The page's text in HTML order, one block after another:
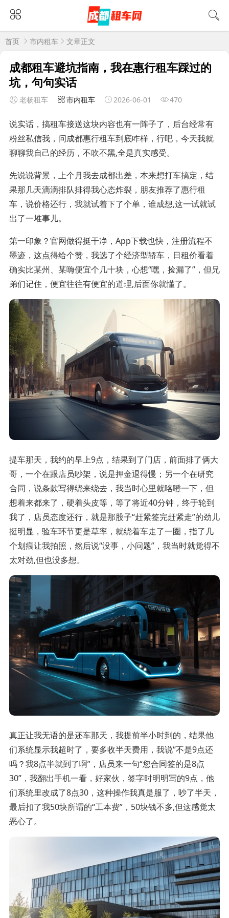
首页 市内租车 文章正文
成都租车避坑指南，我在惠行租车踩过的
坑，句句实话
老杨租车 市内租车 2026-06-01 470
说实话，搞租车接送这块内容也有一阵子了，后台经常有
粉丝私信我，问成都惠行租车到底咋样，行吧，今天我就
聊聊我自己的经历，不吹不黑,全是真实感受。
先说说背景，上个月我去成都出差，本来想打车搞定，结
果那几天滴滴排队排得我心态炸裂，朋友推荐了惠行租
车，说价格还行，我就试着下了个单，谁成想,这一试就试
出了一堆事儿。
第一印象？官网做得挺干净，App下载也快，注册流程不
墨迹，这点得给个赞，我选了个经济型轿车，日租价看着
确实比某州、某嗨便宜个几十块，心想“嘿，捡漏了”，但兄
弟们记住，便宜往往有便宜的道理,后面你就懂了。
提车那天，我约的早上9点，结果到了门店，前面排了俩大
哥，一个在跟店员吵架，说是押金退得慢；另一个在研究
合同，说条款写得绕来绕去，我当时心里就咯噔一下，但
想着来都来了，硬着头皮等，等了将近40分钟，终于轮到
我了，店员态度还行，就是那股子“赶紧签完赶紧走”的劲儿
挺明显，验车环节更是草率，就绕着车走了一圈，指了几
个划痕让我拍照，然后说“没事，小问题”，我当时就觉得不
太对劲,但也没多想。
真正让我无语的是还车那天，我提前半小时到的，结果他
们系统显示我超时了，要多收半天费用，我说“不是9点还
吗？我8点半就到了啊”，店员来一句“您合同签的是8点
30”，我翻出手机一看，好家伙，签字时明明写的9点，他
们系统里改成了8点30，这种操作我真是服了，吵了半天，
最后扣了我50块所谓的“工本费”，50块钱不多,但这感觉太
恶心了。